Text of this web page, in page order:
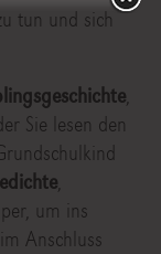
tun und sich
,
Sie lesen den
,
um ins
Anschluss